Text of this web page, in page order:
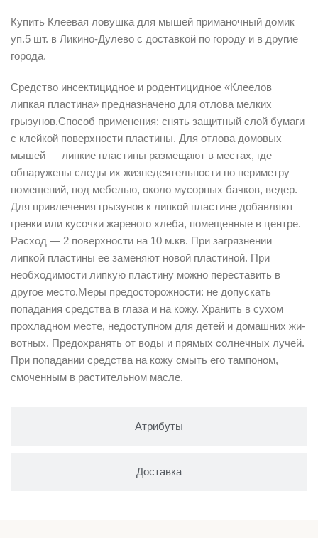
Атрибуты
Доставка
Купить Клеевая ловушка для мышей приманочный домик
уп.5 шт. в Ликино-Дулево с доставкой по городу и в другие
города.
Средство инсектицидное и родентицидное «Клеелов
липкая пластина» предназначено для отлова мелких
грызунов.Способ применения: снять защитный слой бумаги
с клейкой поверхности пластины. Для отлова домовых
мышей — липкие пластины размещают в местах, где
обнаружены следы их жизнедеятельности по периметру
помещений, под мебелью, около мусорных бачков, ведер.
Для привлечения грызунов к липкой пластине добавляют
гренки или кусочки жареного хлеба, помещенные в центре.
Расход — 2 поверхности на 10 м.кв. При загрязнении
липкой пластины ее заменяют новой пластиной. При
необходимости липкую пластину можно переставить в
другое место.Меры предосторожности: не допускать
попадания сред­ства в глаза и на кожу. Хранить в сухом
прохладном месте, недоступном для детей и домашних жи­
вот­ных. Предохранять от воды и прямых солнечных лучей.
При попадании сред­ства на кожу смыть его тампоном,
смоченным в растительном масле.